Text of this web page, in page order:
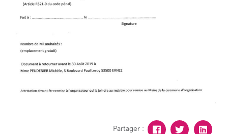
Partager :